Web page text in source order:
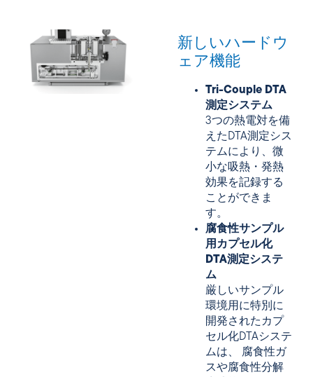
新しいハードウ
ェア機能
Tri-Couple DTA
測定システム
3つの熱電対を備
えたDTA測定シス
テムにより、微
小な吸熱・発熱
効果を記録する
ことができま
す。
腐食性サンプル
用カプセル化
DTA測定システ
ム
厳しいサンプル
環境用に特別に
開発されたカプ
セル化DTAシステ
ムは、 腐食性ガ
スや腐食性分解